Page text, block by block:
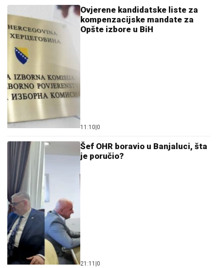
Ovjerene kandidatske liste za
kompenzacijske mandate za
Opšte izbore u BiH
11:10|0
Šef OHR boravio u Banjaluci, šta
je poručio?
21:11 |0